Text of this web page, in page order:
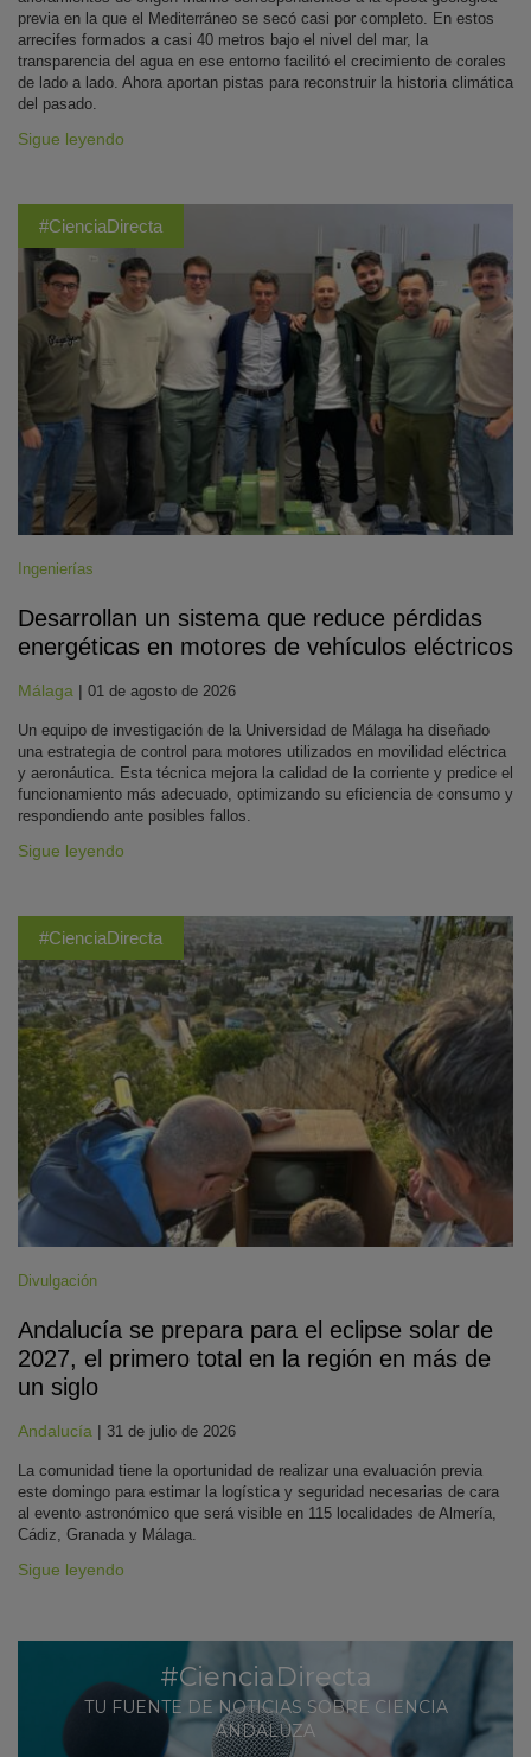
previa en la que el Mediterráneo se secó casi por completo. En estos
arrecifes formados a casi 40 metros bajo el nivel del mar, la
transparencia del agua en ese entorno facilitó el crecimiento de corales
de lado a lado. Ahora aportan pistas para reconstruir la historia climática
del pasado.
Sigue leyendo
#CienciaDirecta
Ingenierías
Desarrollan un sistema que reduce pérdidas
energéticas en motores de vehículos eléctricos
Málaga | 01 de agosto de 2026
Un equipo de investigación de la Universidad de Málaga ha diseñado
una estrategia de control para motores utilizados en movilidad eléctrica
y aeronáutica. Esta técnica mejora la calidad de la corriente y predice el
funcionamiento más adecuado, optimizando su eficiencia de consumo y
respondiendo ante posibles fallos.
Sigue leyendo
#CienciaDirecta
Divulgación
Andalucía se prepara para el eclipse solar de
2027, el primero total en la región en más de
un siglo
Andalucía | 31 de julio de 2026
La comunidad tiene la oportunidad de realizar una evaluación previa
este domingo para estimar la logística y seguridad necesarias de cara
al evento astronómico que será visible en 115 localidades de Almería,
Cádiz, Granada y Málaga.
Sigue leyendo
#CienciaDirecta
TU FUENTE DE NOTICIAS SOBRE CIENCIA
ANDALUZA